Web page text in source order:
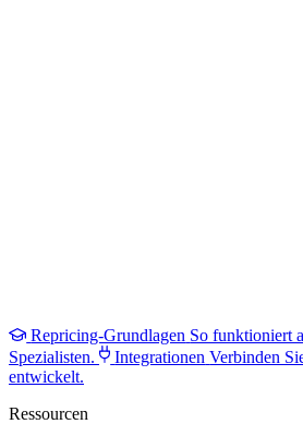
Repricing-Grundlagen So funktioniert
Spezialisten.
Integrationen Verbinden
entwickelt.
Ressourcen